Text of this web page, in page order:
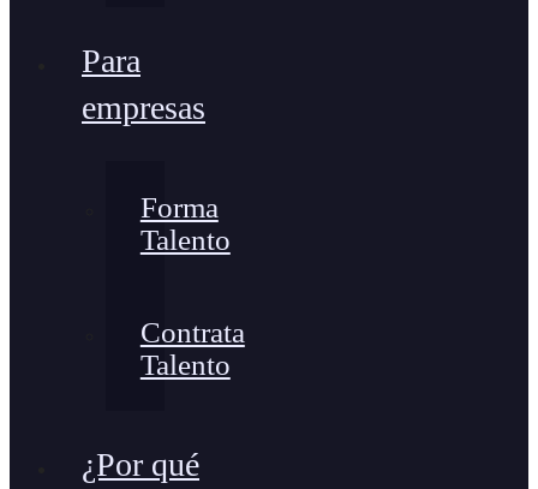
Para
empresas
Forma
Talento
Contrata
Talento
¿Por qué